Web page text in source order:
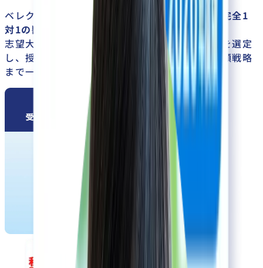
ベレクトは、
国公立・私立獣医学部に対応する完全1
対1の獣医専門オンライン専門予備校 です。
志望大学や学力に合わせて現役獣医学生の講師を選定
し、授業・学習計画・専用テスト・過去問・出願戦略
まで一貫して支援します。